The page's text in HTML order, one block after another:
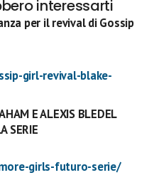
interessarti
per il revival di Gossip
girl-revival-blake-
E ALEXIS BLEDEL
SERIE
girls-futuro-serie/